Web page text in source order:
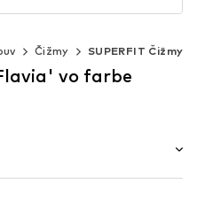
Čižmy SUPERFIT Čižmy
vo farbe